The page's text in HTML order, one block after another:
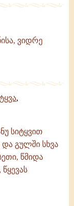
ვიდრე
,
სიტყვით
გულში სხვა
წმიდა